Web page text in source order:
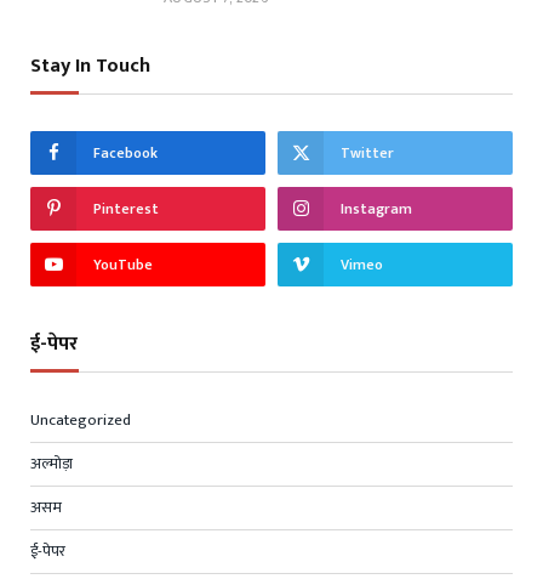
Stay In Touch
Facebook Twitter
Pinterest Instagram
YouTube Vimeo
ई-पेपर
Uncategorized
अल्मोड़ा
असम
ई-पेपर